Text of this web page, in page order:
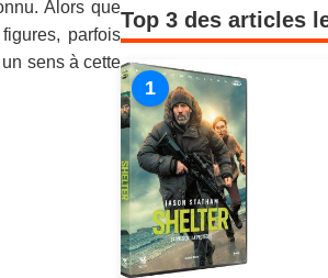
Alors que
parfois
sens à cette
Top 3 des articles
1